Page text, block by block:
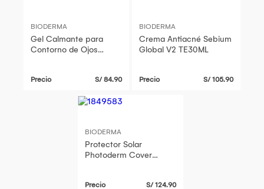
BIODERMA
Gel Calmante para
Contorno de Ojos
Precio S/ 84.90
BIODERMA
Crema Antiacné Sebium
Global V2 TE30ML
Precio S/ 105.90
BIODERMA
Protector Solar
Photoderm Cover
Precio S/ 124.90